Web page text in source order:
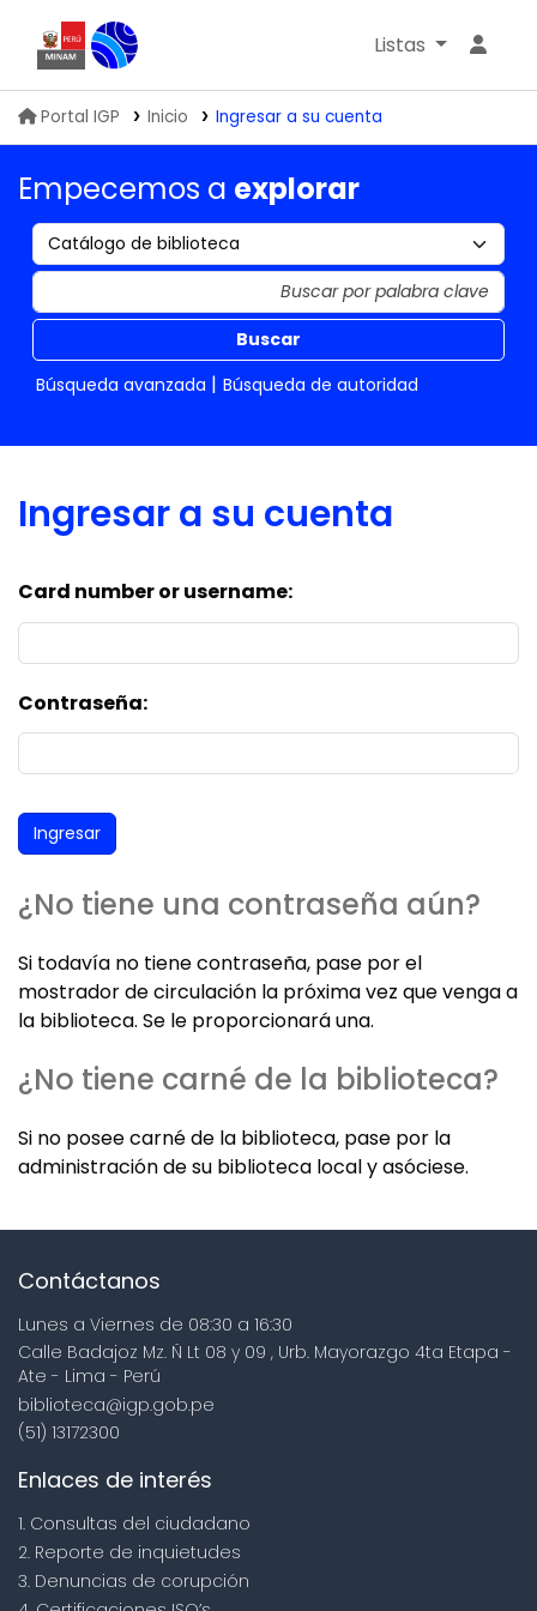
Biblioteca IGP
Listas
Portal IGP Inicio Ingresar a su cuenta
Empecemos a explorar
Buscar
Búsqueda avanzada
Búsqueda de autoridad
Ingresar a su cuenta
Card number or username:
Contraseña:
¿No tiene una contraseña aún?
Si todavía no tiene contraseña, pase por el
mostrador de circulación la próxima vez que venga a
la biblioteca. Se le proporcionará una.
¿No tiene carné de la biblioteca?
Si no posee carné de la biblioteca, pase por la
administración de su biblioteca local y asóciese.
Contáctanos
Lunes a Viernes de 08:30 a 16:30
Calle Badajoz Mz. Ñ Lt 08 y 09 , Urb. Mayorazgo 4ta Etapa -
Ate - Lima - Perú
biblioteca@igp.gob.pe
(51) 13172300
Enlaces de interés
1. Consultas del ciudadano
2. Reporte de inquietudes
3. Denuncias de corupción